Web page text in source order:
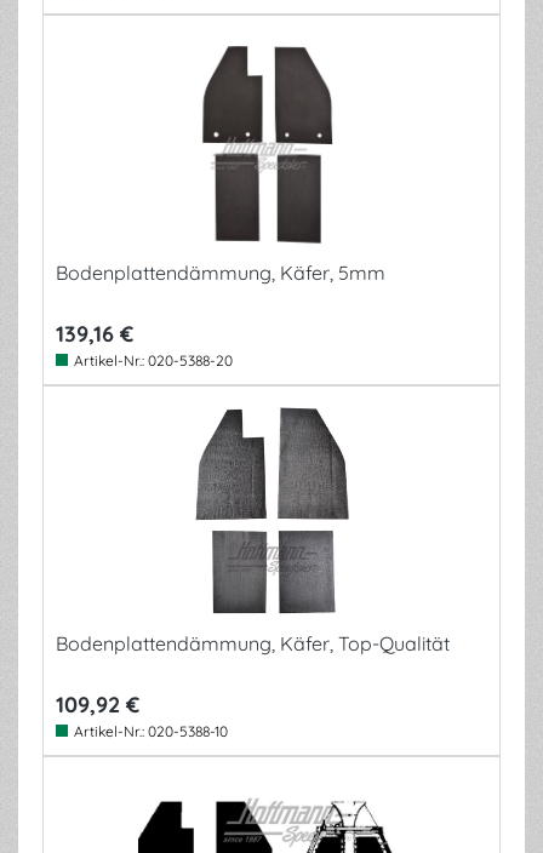
Bodenplattendämmung, Käfer, 5mm
139,16 €
Artikel-Nr.: 020-5388-20
Bodenplattendämmung, Käfer, Top-Qualität
109,92 €
Artikel-Nr.: 020-5388-10